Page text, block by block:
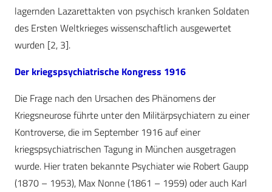
lagernden Lazarettakten von psychisch kranken Soldaten
des Ersten Weltkrieges wissenschaftlich ausgewertet
wurden [2, 3].
Der kriegspsychiatrische Kongress 1916
Die Frage nach den Ursachen des Phänomens der
Kriegsneurose führte unter den Militärpsychiatern zu einer
Kontroverse, die im September 1916 auf einer
kriegspsychiatrischen Tagung in München ausgetragen
wurde. Hier traten bekannte Psychiater wie Robert Gaupp
(1870 – 1953), Max Nonne (1861 – 1959) oder auch Karl